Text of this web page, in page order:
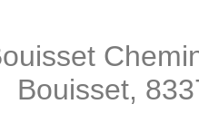
Bouisset,